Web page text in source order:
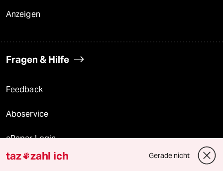
Anzeigen
Fragen & Hilfe
Feedback
Aboservice
ePaper Login
Downloads für Abonnierende
taz zahl ich Gerade nicht